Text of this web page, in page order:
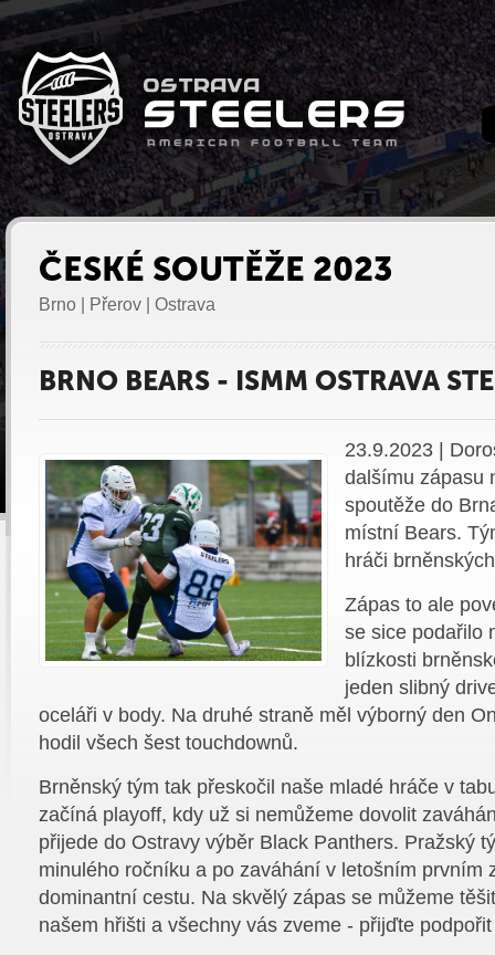
ČESKÉ SOUTĚŽE 2023
Brno | Přerov | Ostrava
BRNO BEARS - ISMM OSTRAVA
23.9.2023 |
dalšímu zápasu
spoutěže do
místní Bears.
hráči
Zápas to ale
se sice podařilo
blízkosti
jeden slibný
oceláři v body. Na druhé straně měl výborný den
hodil všech šest touchdownů.
Brněnský tým tak přeskočil naše mladé hráče v
začíná playoff, kdy už si nemůžeme dovolit
přijede do Ostravy výběr Black Panthers. Pražský
minulého ročníku a po zaváhání v letošním prvním
dominantní cestu. Na skvělý zápas se můžeme
našem hřišti a všechny vás zveme - přijďte